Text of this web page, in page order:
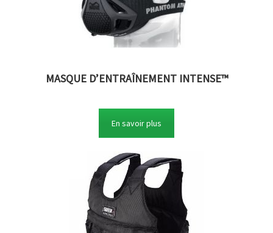
MASQUE D’ENTRAÎNEMENT INTENSE™
En savoir plus